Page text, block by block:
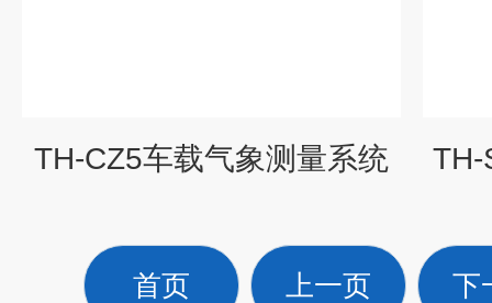
TH-CZ5车载气象测量系统 TH-
首页 上一页 下